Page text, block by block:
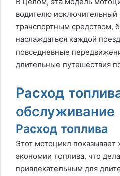
водителю исключительный
транспортным средством,
наслаждаться каждой
повседневные
длительные путешествия
Расход
обслуживание
Расход топлива
Этот мотоцикл показывает
экономии топлива, что
привлекательным для